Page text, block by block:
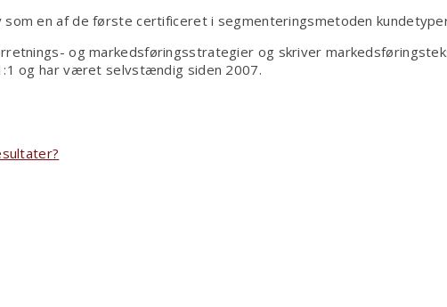
en af de første certificeret i segmenteringsmetoden
og markedsføringsstrategier og skriver
og har været selvstændig siden 2007.